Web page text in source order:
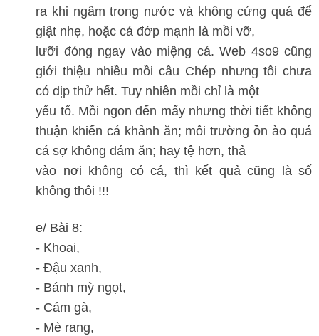
ra khi ngâm trong nước và không cứng quá để
giật nhẹ, hoặc cá đớp mạnh là mồi vỡ,
lưỡi đóng ngay vào miệng cá. Web 4so9 cũng
giới thiệu nhiều mồi câu Chép nhưng tôi chưa
có dịp thử hết. Tuy nhiên mồi chỉ là một
yếu tố. Mồi ngon đến mấy nhưng thời tiết không
thuận khiến cá khảnh ăn; môi trường ồn ào quá
cá sợ không dám ăn; hay tệ hơn, thả
vào nơi không có cá, thì kết quả cũng là số
không thôi !!!
e/ Bài 8:
- Khoai,
- Đậu xanh,
- Bánh mỳ ngọt,
- Cám gà,
- Mè rang,